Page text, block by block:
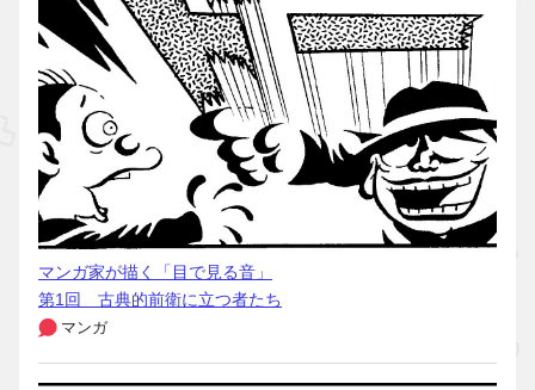
マンガ家が描く「目で見る音」
第1回 古典的前衛に立つ者たち
マンガ